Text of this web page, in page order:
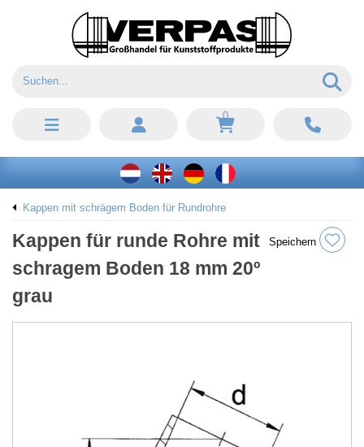
0
Kappen mit schrägem Boden für Rundrohre
Kappen für runde Rohre mit
schragem Boden 18 mm 20º
grau
Speichern